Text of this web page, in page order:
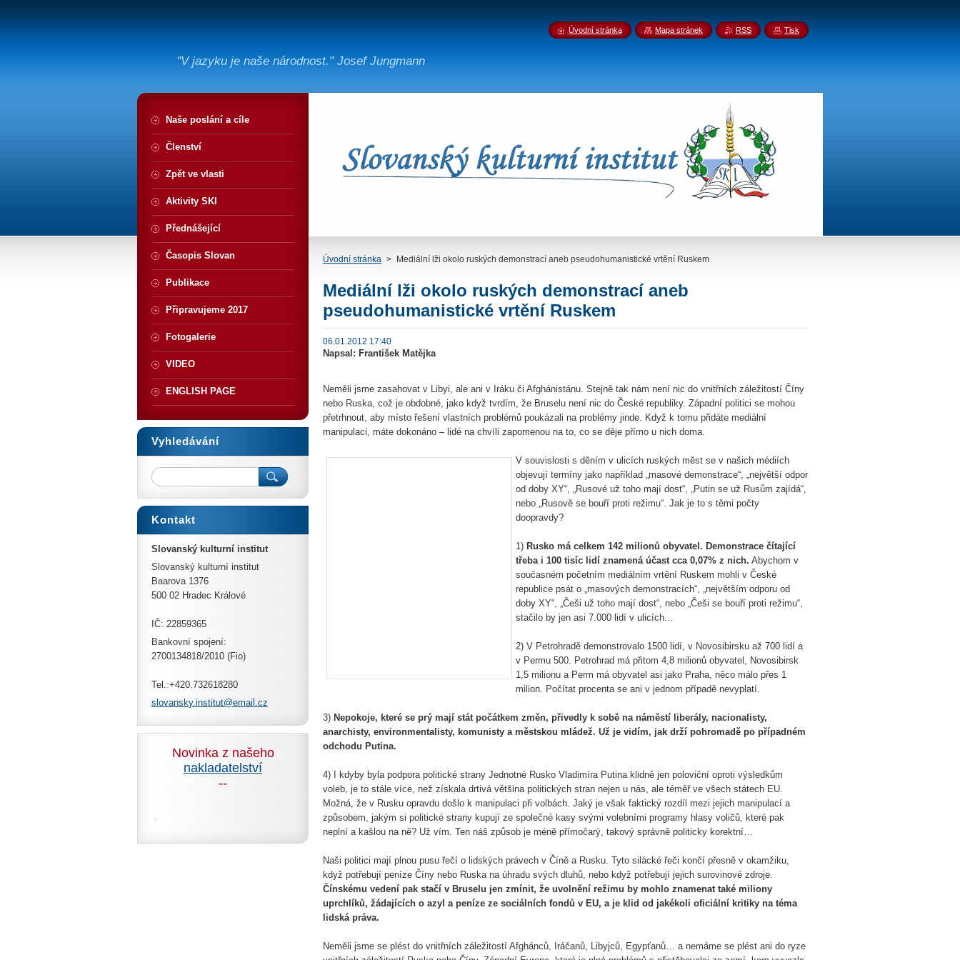
"V jazyku je naše národnost." Josef Jungmann
Úvodní stránka > Mediální lži okolo ruských demonstrací aneb pseudohumanistické vrtění Ruskem
Mediální lži okolo ruských demonstrací aneb
pseudohumanistické vrtění Ruskem
06.01.2012 17:40
Napsal: František Matějka
Neměli jsme zasahovat v Libyi, ale ani v Iráku či Afghánistánu. Stejně tak nám není nic do vnitřních záležitostí Číny
nebo Ruska, což je obdobné, jako když tvrdím, že Bruselu není nic do České republiky. Západní politici se mohou
přetrhnout, aby místo řešení vlastních problémů poukázali na problémy jinde. Když k tomu přidáte mediální
manipulaci, máte dokonáno – lidé na chvíli zapomenou na to, co se děje přímo u nich doma.
V souvislosti s děním v ulicích ruských měst se v našich médiích
objevují termíny jako například „masové demonstrace“, „největší odpor
od doby XY“, „Rusové už toho mají dost“, „Putin se už Rusům zajídá“,
nebo „Rusově se bouří proti režimu“. Jak je to s těmi počty
doopravdy?
1) Rusko má celkem 142 milionů obyvatel. Demonstrace čítající
třeba i 100 tisíc lidí znamená účast cca 0,07% z nich. Abychom v
současném početním mediálním vrtění Ruskem mohli v České
republice psát o „masových demonstracích“, „největším odporu od
doby XY“, „Češi už toho mají dost“, nebo „Češi se bouří proti režimu“,
stačilo by jen asi 7.000 lidí v ulicích...
2) V Petrohradě demonstrovalo 1500 lidí, v Novosibirsku až 700 lidí a
v Permu 500. Petrohrad má přitom 4,8 milionů obyvatel, Novosibirsk
1,5 milionu a Perm má obyvatel asi jako Praha, něco málo přes 1
milion. Počítat procenta se ani v jednom případě nevyplatí.
3) Nepokoje, které se prý mají stát počátkem změn, přivedly k sobě na náměstí liberály, nacionalisty,
anarchisty, environmentalisty, komunisty a městskou mládež. Už je vidím, jak drží pohromadě po případném
odchodu Putina.
4) I kdyby byla podpora politické strany Jednotné Rusko Vladimíra Putina klidně jen poloviční oproti výsledkům
voleb, je to stále více, než získala drtivá většina politických stran nejen u nás, ale téměř ve všech státech EU.
Možná, že v Rusku opravdu došlo k manipulaci při volbách. Jaký je však faktický rozdíl mezi jejich manipulací a
způsobem, jakým si politické strany kupují ze společné kasy svými volebními programy hlasy voličů, které pak
neplní a kašlou na ně? Už vím. Ten náš způsob je méně přímočarý, takový správně politicky korektní…
Naši politici mají plnou pusu řečí o lidských právech v Číně a Rusku. Tyto silácké řeči končí přesně v okamžiku,
když potřebují peníze Číny nebo Ruska na úhradu svých dluhů, nebo když potřebují jejich surovinové zdroje.
Čínskému vedení pak stačí v Bruselu jen zmínit, že uvolnění režimu by mohlo znamenat také miliony
uprchlíků, žádajících o azyl a peníze ze sociálních fondů v EU, a je klid od jakékoli oficiální kritiky na téma
lidská práva.
Neměli jsme se plést do vnitřních záležitostí Afghánců, Iráčanů, Libyjců, Egypťanů… a nemáme se plést ani do ryze
Naše poslání a cíle
Členství
Zpět ve vlasti
Aktivity SKI
Přednášející
Časopis Slovan
Publikace
Připravujeme 2017
Fotogalerie
VIDEO
ENGLISH PAGE
Vyhledávání
Kontakt
Slovanský kulturní institut
Slovanský kulturní institut
Baarova 1376
500 02 Hradec Králové
IČ: 22859365
Bankovní spojení:
2700134818/2010 (Fio)
Tel.:+420.732618280
slovansky.institut@email .cz
Novinka z našeho
nakladatelství
--
Úvodní stránka Mapa stránek RSS Tisk